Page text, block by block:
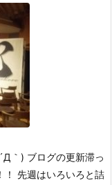
｀) ブログの更新滞っ
！ 先週はいろいろと詰